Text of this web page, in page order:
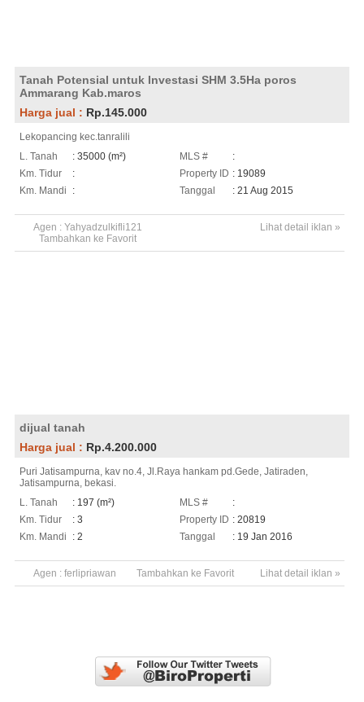
Tanah Potensial untuk Investasi SHM 3.5Ha poros
Ammarang Kab.maros
Harga jual : Rp.145.000
Lekopancing kec.tanralili
L. Tanah
: 35000 (m²)
Km. Tidur
:
Km. Mandi
:
MLS #
:
Property ID : 19089
Tanggal
: 21 Aug 2015
Agen : Yahyadzulkifli121
Lihat detail iklan »
Tambahkan ke Favorit
dijual tanah
Harga jual : Rp.4.200.000
Puri Jatisampurna, kav no.4, Jl.Raya hankam pd.Gede, Jatiraden,
Jatisampurna, bekasi.
L. Tanah
: 197 (m²)
Km. Tidur
: 3
Km. Mandi
: 2
MLS #
:
Property ID : 20819
Tanggal
: 19 Jan 2016
Agen : ferlipriawan Lihat detail iklan »
Tambahkan ke Favorit